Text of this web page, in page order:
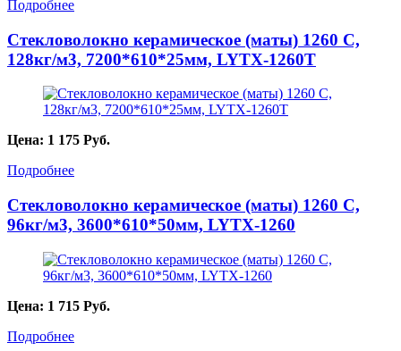
Подробнее
Стекловолокно керамическое (маты) 1260 С,
128кг/м3, 7200*610*25мм, LYTX-1260T
Цена: 1 175 Руб.
Подробнее
Стекловолокно керамическое (маты) 1260 С,
96кг/м3, 3600*610*50мм, LYTX-1260
Цена: 1 715 Руб.
Подробнее